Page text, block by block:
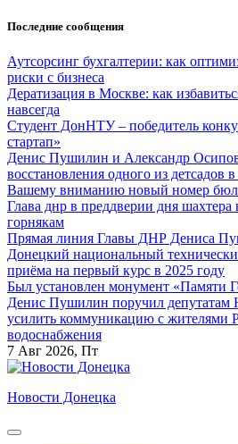
Перейти
содержанию
Последние сообщения
Аутсорсинг бухгалтерии: как
риски с бизнеса
Дератизация в Москве: как
навсегда
Студент ДонНТУ – победитель
стартап»
Денис Пушилин и Александр
восстановления одного из детсадов
Вашему вниманию новый номер
Глава днр в преддверии дня шахтера
горнякам
Прямая линия Главы ДНР Дениса
Донецкий национальный
приёма на первый курс в 2025 году
Был установлен монумент «Памяти
Денис Пушилин поручил депутатам
усилить коммуникацию с жителями
водоснабжения
7 Авг 2026, Пт
Новости Донецка